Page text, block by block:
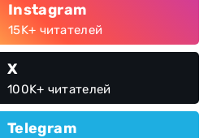
Instagram
15K+ читателей
X
100K+ читателей
Telegram